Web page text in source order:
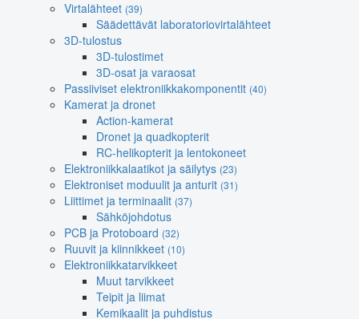
Virtalähteet (39)
Säädettävät laboratoriovirtalähteet
3D-tulostus
3D-tulostimet
3D-osat ja varaosat
Passiiviset elektroniikkakomponentit (40)
Kamerat ja dronet
Action-kamerat
Dronet ja quadkopterit
RC-helikopterit ja lentokoneet
Elektroniikkalaatikot ja säilytys (23)
Elektroniset moduulit ja anturit (31)
Liittimet ja terminaalit (37)
Sähköjohdotus
PCB ja Protoboard (32)
Ruuvit ja kiinnikkeet (10)
Elektroniikkatarvikkeet
Muut tarvikkeet
Teipit ja liimat
Kemikaalit ja puhdistus